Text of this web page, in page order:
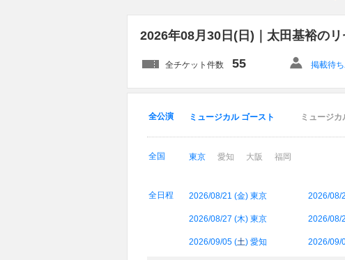
2026年08月30日(日)｜太田基裕の
全チケット件数 55 掲載待
全公演 ミュージカル ゴースト ミュージ
全国 東京 愛知 大阪 福岡
全日程 2026/08/21 (金) 東京 2026/08/
2026/08/27 (木) 東京 2026/08/
2026/09/05 (土) 愛知 2026/09/